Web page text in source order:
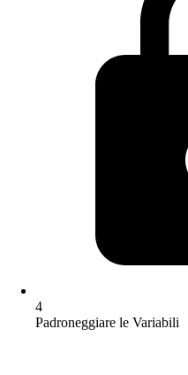
4
Padroneggiare le Variabili